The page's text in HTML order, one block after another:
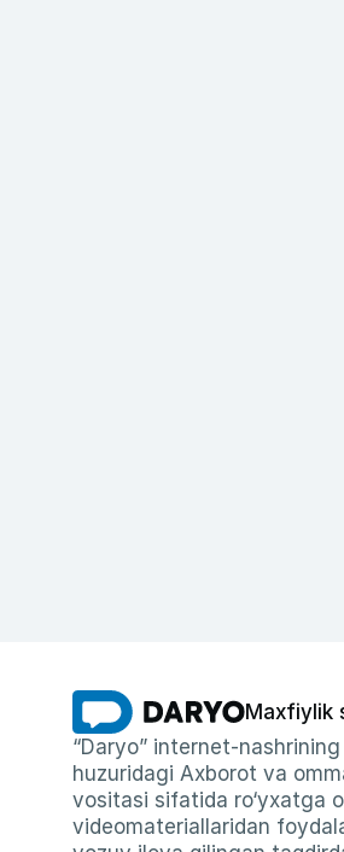
Maxfiylik
“Daryo” internet-
huzuridagi Axborot va
vositasi sifatida ro‘yxatga
videomateriallaridan